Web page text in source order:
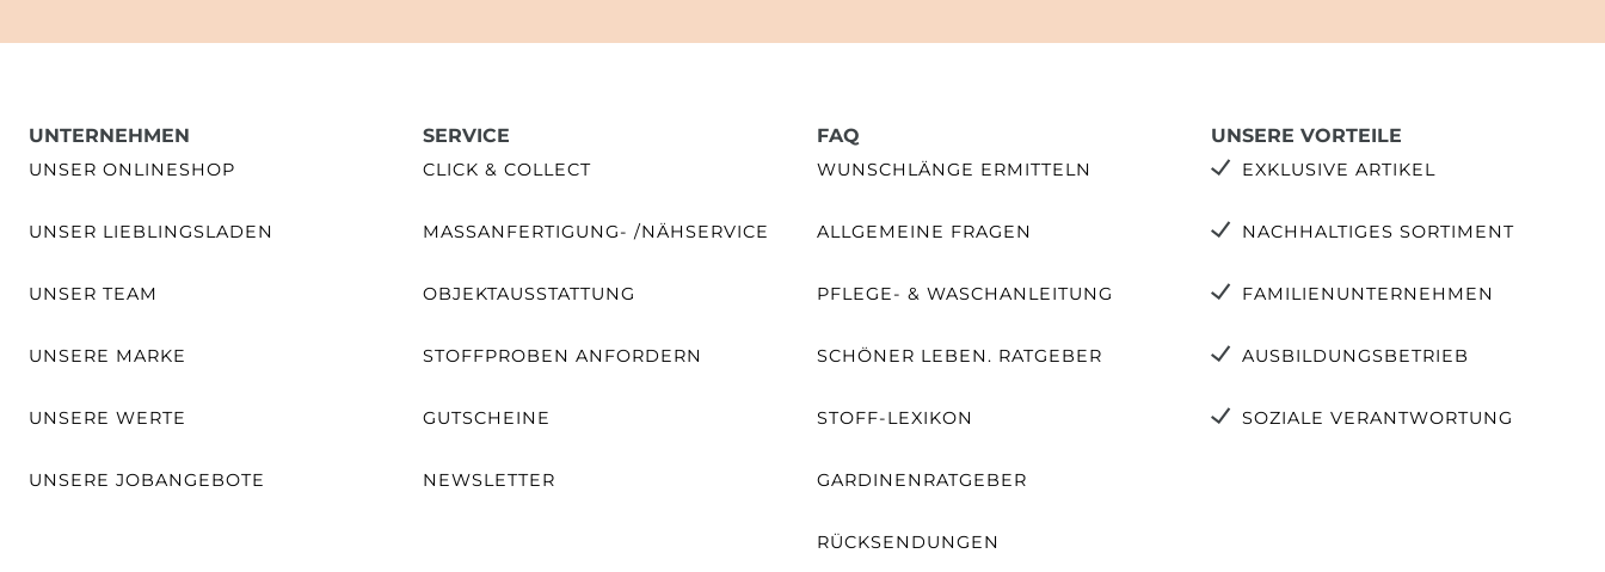
UNTERNEHMEN
UNSER ONLINESHOP
UNSER LIEBLINGSLADEN
UNSER TEAM
UNSERE MARKE
UNSERE WERTE
UNSERE JOBANGEBOTE
SERVICE
CLICK & COLLECT
MASSANFERTIGUNG- /NÄHSERVICE
OBJEKTAUSSTATTUNG
STOFFPROBEN ANFORDERN
GUTSCHEINE
NEWSLETTER
FAQ
WUNSCHLÄNGE ERMITTELN
ALLGEMEINE FRAGEN
PFLEGE- & WASCHANLEITUNG
SCHÖNER LEBEN. RATGEBER
STOFF-LEXIKON
GARDINENRATGEBER
RÜCKSENDUNGEN
UNSERE VORTEILE
EXKLUSIVE ARTIKEL
NACHHALTIGES SORTIMENT
FAMILIENUNTERNEHMEN
AUSBILDUNGSBETRIEB
SOZIALE VERANTWORTUNG